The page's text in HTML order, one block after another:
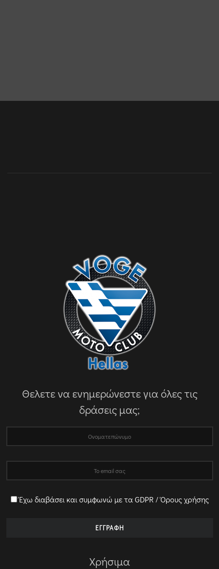
Θελετε να ενημερώνεστε για όλες τις
δράσεις μας;
Έχω διαβάσει και συμφωνώ με τα GDPR / Όρους χρήσης
Χρήσιμα